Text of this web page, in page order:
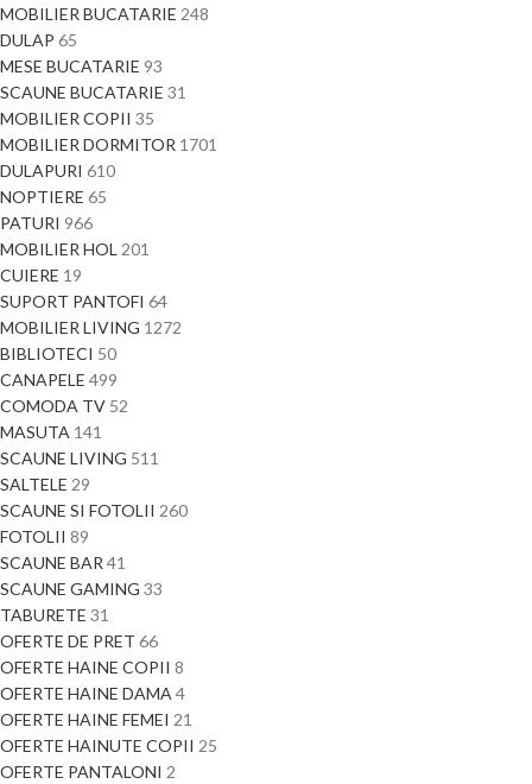
MOBILIER BUCATARIE 248
DULAP 65
MESE BUCATARIE 93
SCAUNE BUCATARIE 31
MOBILIER COPII 35
MOBILIER DORMITOR 1701
DULAPURI 610
NOPTIERE 65
PATURI 966
MOBILIER HOL 201
CUIERE 19
SUPORT PANTOFI 64
MOBILIER LIVING 1272
BIBLIOTECI 50
CANAPELE 499
COMODA TV 52
MASUTA 141
SCAUNE LIVING 511
SALTELE 29
SCAUNE SI FOTOLII 260
FOTOLII 89
SCAUNE BAR 41
SCAUNE GAMING 33
TABURETE 31
OFERTE DE PRET 66
OFERTE HAINE COPII 8
OFERTE HAINE DAMA 4
OFERTE HAINE FEMEI 21
OFERTE HAINUTE COPII 25
OFERTE PANTALONI 2